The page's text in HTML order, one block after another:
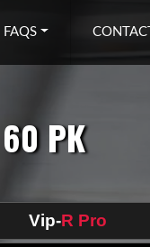
FAQS CONTACT
PK
Vip-R Pro